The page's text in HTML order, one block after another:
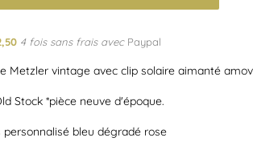
4 fois sans frais avec Paypal
Metzler vintage avec clip solaire aimanté
Stock *pièce neuve d'époque.
personnalisé bleu dégradé rose